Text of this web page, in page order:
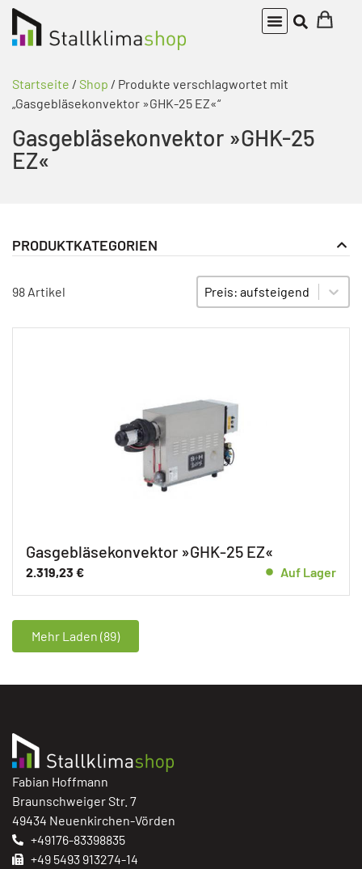
Startseite / Shop / Produkte verschlagwortet mit
„Gasgebläsekonvektor »GHK-25 EZ«“
Gasgebläsekonvektor »GHK-25
EZ«
PRODUKTKATEGORIEN
98 Artikel
SORTIEREN
Sort content
Gasgebläsekonvektor »GHK-25 EZ«
2.319,23 € Auf Lager
Mehr Laden (89)
Fabian Hoffmann
Braunschweiger Str. 7
49434 Neuenkirchen-Vörden
+49176-83398835
+49 5493 913274-14